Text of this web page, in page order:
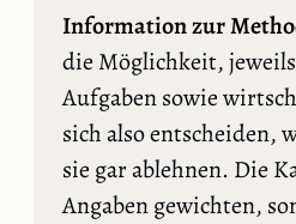
Information zur
die Möglichkeit,
Aufgaben sowie
sich also entscheiden,
sie gar ablehnen. Die
Angaben gewichten,